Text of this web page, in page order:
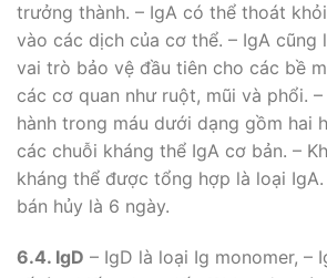
trưởng thành. – IgA có thể thoát
vào các dịch của cơ thể. – IgA cũng
vai trò bảo vệ đầu tiên cho các bề
các cơ quan như ruột, mũi và phổi.
hành trong máu dưới dạng gồm hai
các chuỗi kháng thể IgA cơ bản. –
kháng thể được tổng hợp là loại
bán hủy là 6 ngày.
6.4. IgD – IgD là loại Ig monomer, –